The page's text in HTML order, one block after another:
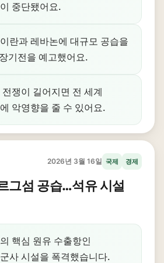
중단됐어요.
란과 레바논에 대규모 공습을
기전을 예고했어요.
쟁이 길어지면 전 세계
악영향을 줄 수 있어요.
2026년 3월 16일 국제 경제
그섬 공습…석유 시설
핵심 원유 수출항인
사 시설을 폭격했습니다.